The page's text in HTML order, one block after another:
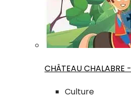
CHÂTEAU CHALABRE
Culture